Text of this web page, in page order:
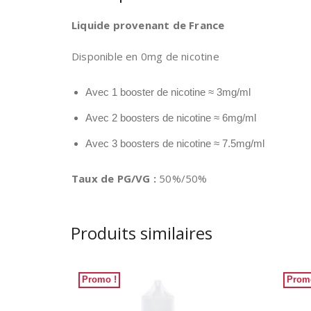
Liquide provenant de France
Disponible en 0mg de nicotine
Avec 1 booster de nicotine ≈ 3mg/ml
Avec 2 boosters de nicotine ≈ 6mg/ml
Avec 3 boosters de nicotine ≈ 7.5mg/ml
Taux de PG/VG : 50%/50%
Produits similaires
Promo !